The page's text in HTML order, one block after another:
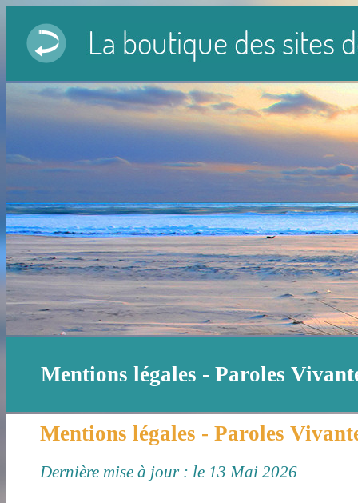
Mentions légales - Paroles
Mentions légales - Paroles
Dernière mise à jour : le 13 Mai 2026